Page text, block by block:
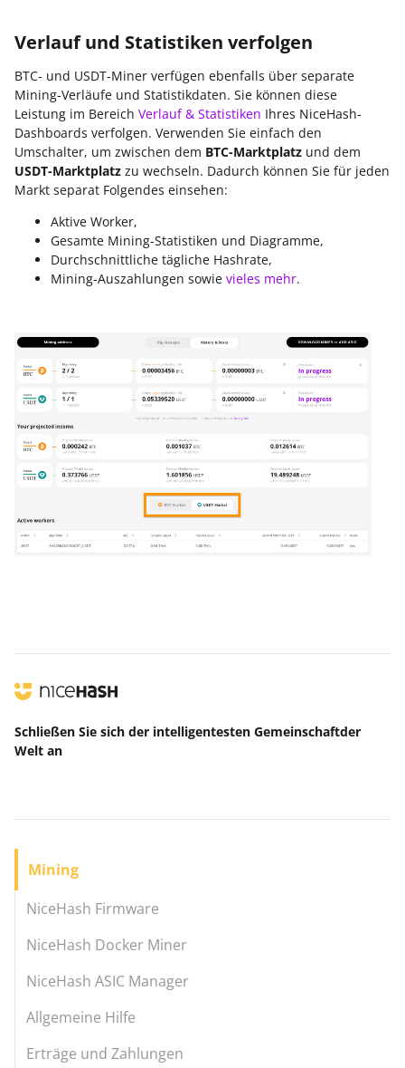
Verlauf und Statistiken verfolgen
BTC- und USDT-Miner verfügen ebenfalls über separate
Mining-Verläufe und Statistikdaten. Sie können diese
Leistung im Bereich Verlauf & Statistiken Ihres NiceHash-
Dashboards verfolgen. Verwenden Sie einfach den
Umschalter, um zwischen dem BTC-Marktplatz und dem
USDT-Marktplatz zu wechseln. Dadurch können Sie für jeden
Markt separat Folgendes einsehen:
Aktive Worker,
Gesamte Mining-Statistiken und Diagramme,
Durchschnittliche tägliche Hashrate,
Mining-Auszahlungen sowie vieles mehr.
Schließen Sie sich der intelligentesten Gemeinschaftder
Welt an
Mining
NiceHash Firmware
NiceHash Docker Miner
NiceHash ASIC Manager
Allgemeine Hilfe
Erträge und Zahlungen